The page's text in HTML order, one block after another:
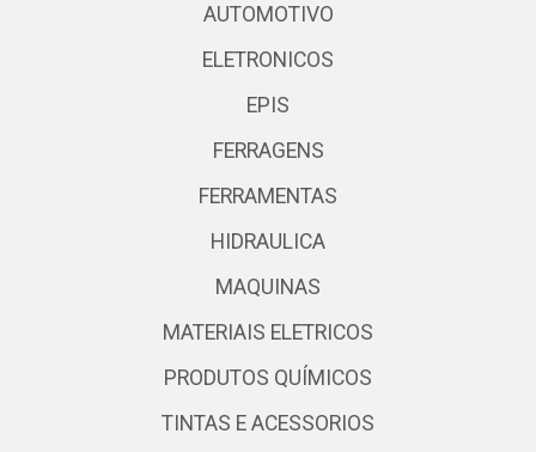
AUTOMOTIVO
ELETRONICOS
EPIS
FERRAGENS
FERRAMENTAS
HIDRAULICA
MAQUINAS
MATERIAIS ELETRICOS
PRODUTOS QUÍMICOS
TINTAS E ACESSORIOS